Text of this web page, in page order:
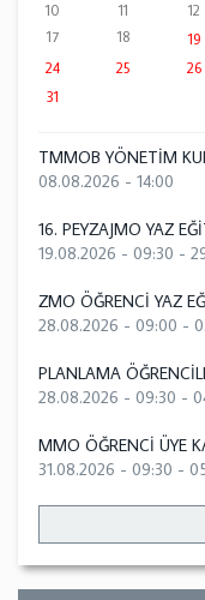
10
11 12
17
18 19
24
25 26
31
TMMOB YÖNETİM
08.08.2026 - 14:00
16. PEYZAJMO YAZ
19.08.2026 - 09:30 -
ZMO ÖĞRENCİ YAZ
28.08.2026 - 09:00 -
PLANLAMA
28.08.2026 - 09:30 -
MMO ÖĞRENCİ ÜYE
31.08.2026 - 09:30 -